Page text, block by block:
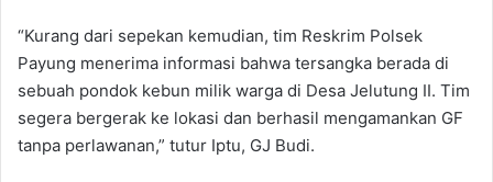
“Kurang dari sepekan kemudian, tim Reskrim Polsek
Payung menerima informasi bahwa tersangka berada di
sebuah pondok kebun milik warga di Desa Jelutung II. Tim
segera bergerak ke lokasi dan berhasil mengamankan GF
tanpa perlawanan,” tutur Iptu, GJ Budi.